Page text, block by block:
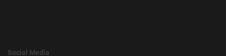
Social Media